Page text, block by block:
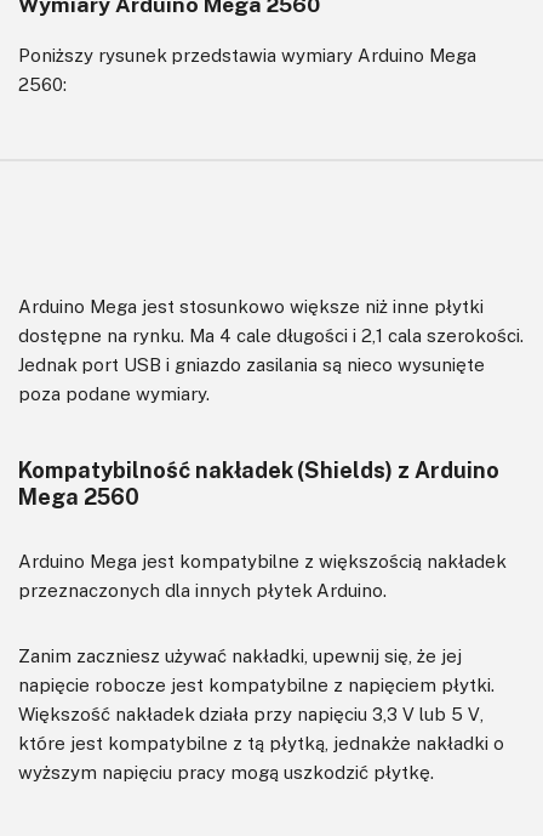
Poniższy rysunek przedstawia wymiary Arduino Mega
2560:
Arduino Mega jest stosunkowo większe niż inne płytki
dostępne na rynku. Ma 4 cale długości i 2,1 cala szerokości.
Jednak port USB i gniazdo zasilania są nieco wysunięte
poza podane wymiary.
Kompatybilność nakładek (Shields) z Arduino
Mega 2560
Arduino Mega jest kompatybilne z większością nakładek
przeznaczonych dla innych płytek Arduino.
Zanim zaczniesz używać nakładki, upewnij się, że jej
napięcie robocze jest kompatybilne z napięciem płytki.
Większość nakładek działa przy napięciu 3,3 V lub 5 V,
które jest kompatybilne z tą płytką, jednakże nakładki o
wyższym napięciu pracy mogą uszkodzić płytkę.